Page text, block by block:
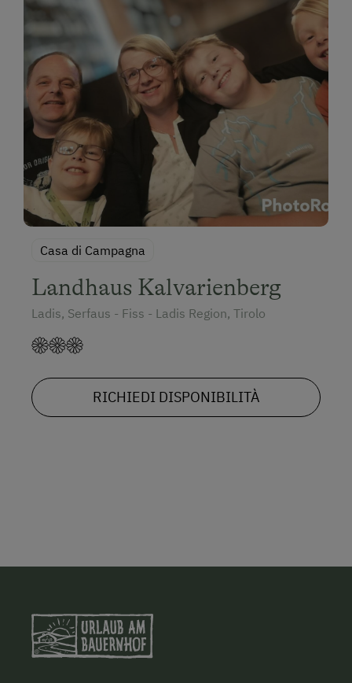
Casa di Campagna
Landhaus Kalvarienberg
Ladis, Serfaus - Fiss - Ladis Region, Tirolo
RICHIEDI DISPONIBILITÀ